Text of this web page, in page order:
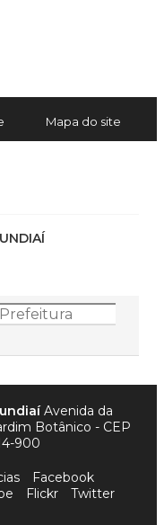
Mapa do site
Avenida da
Botânico - CEP
900
Facebook
Flickr Twitter